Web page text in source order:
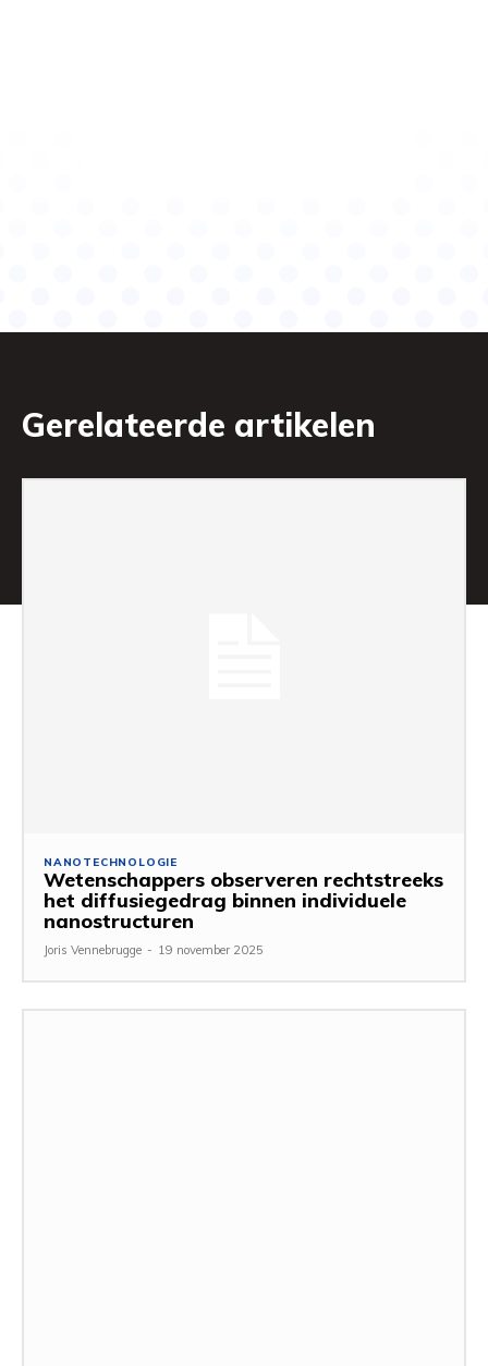
Gerelateerde artikelen
NANOTECHNOLOGIE
Wetenschappers observeren rechtstreeks
het diffusiegedrag binnen individuele
nanostructuren
Joris Vennebrugge - 19 november 2025